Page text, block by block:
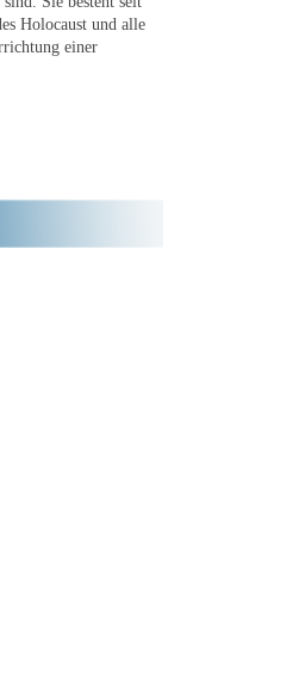
Holocaust und alle
einer